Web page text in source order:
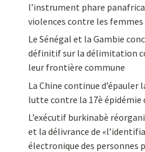
l’instrument phare
violences contre les femmes
Le Sénégal et la Gambie
définitif sur la délimitation
leur frontière commune
La Chine continue d’épauler
lutte contre la 17è épidémie
L’exécutif burkinabè
et la délivrance de
électronique des personnes